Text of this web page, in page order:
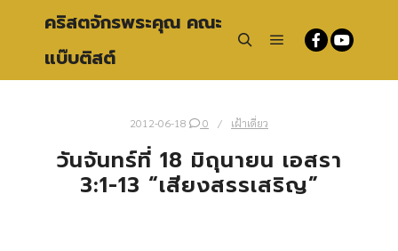
คริสตจักรพระคุณ คณะ
แบ๊บติสต์
2012-06-18 0 เฝ้าเดี่ยว
วันจันทร์ที่ 18 มิถุนายน เอสรา
3:1-13 “เสียงสรรเสริญ”